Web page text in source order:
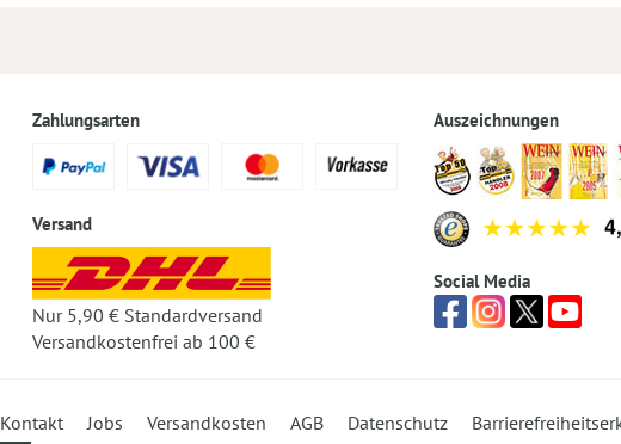
Zahlungsarten
Versand
Nur 5,90 € Standardversand
Versandkostenfrei ab 100 €
Auszeichnungen
Social Media
Kontakt Jobs Versandkosten AGB Datenschutz